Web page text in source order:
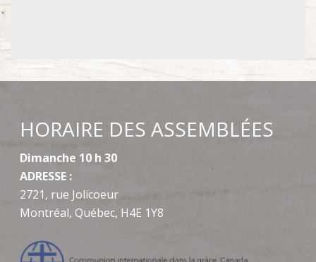
HORAIRE DES ASSEMBLÉES
Dimanche 10 h 30
ADRESSE :
2721, rue Jolicoeur
Montréal, Québec, H4E 1Y8